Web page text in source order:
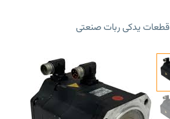
قطعات یدکی ربات صنعتی